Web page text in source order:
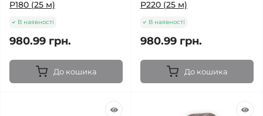
Р180 (25 м)
В наявності
980.99 грн.
До кошика
Р220 (25 м)
В наявності
980.99 грн.
До кошика